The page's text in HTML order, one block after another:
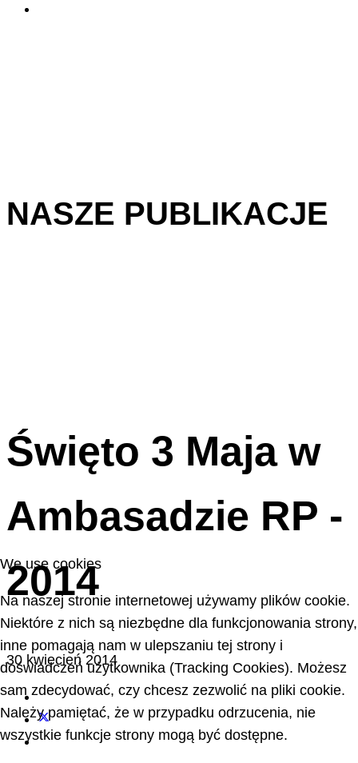
NASZE PUBLIKACJE
Święto 3 Maja w
Ambasadzie RP -
2014
30 kwiecień 2014
We use cookies
Na naszej stronie internetowej używamy plików cookie.
Niektóre z nich są niezbędne dla funkcjonowania strony,
inne pomagają nam w ulepszaniu tej strony i
doświadczeń użytkownika (Tracking Cookies). Możesz
sam zdecydować, czy chcesz zezwolić na pliki cookie.
Należy pamiętać, że w przypadku odrzucenia, nie
wszystkie funkcje strony mogą być dostępne.